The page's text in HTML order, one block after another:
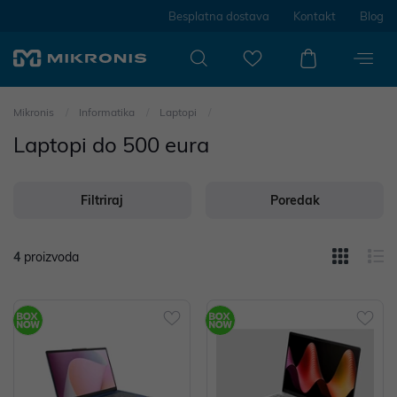
Besplatna dostava Kontakt Blog
Mikronis Informatika Laptopi
Laptopi do 500 eura
Filtriraj Poredak
4 proizvoda